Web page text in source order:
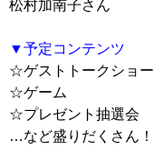
松村加南子さん
▼予定コンテンツ
☆ゲストトークショー
☆ゲーム
☆プレゼント抽選会
…など盛りだくさん！